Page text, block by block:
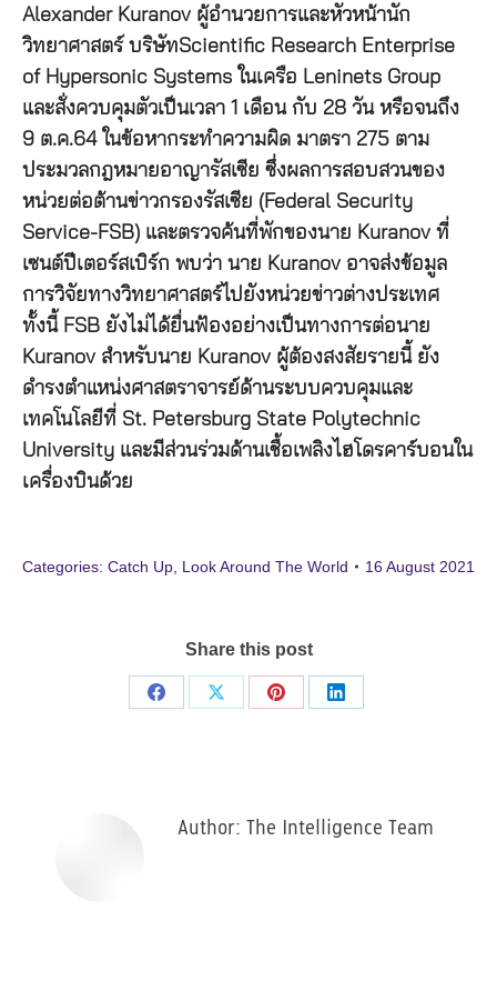
Alexander Kuranov ผู้อำนวยการและหัวหน้านัก
วิทยาศาสตร์ บริษัทScientific Research Enterprise
of Hypersonic Systems ในเครือ Leninets Group
และสั่งควบคุมตัวเป็นเวลา 1 เดือน กับ 28 วัน หรือจนถึง
9 ต.ค.64 ในข้อหากระทำความผิด มาตรา 275 ตาม
ประมวลกฎหมายอาญารัสเซีย ซึ่งผลการสอบสวนของ
หน่วยต่อต้านข่าวกรองรัสเซีย (Federal Security
Service-FSB) และตรวจค้นที่พักของนาย Kuranov ที่
เซนต์ปีเตอร์สเบิร์ก พบว่า นาย Kuranov อาจส่งข้อมูล
การวิจัยทางวิทยาศาสตร์ไปยังหน่วยข่าวต่างประเทศ
ทั้งนี้ FSB ยังไม่ได้ยื่นฟ้องอย่างเป็นทางการต่อนาย
Kuranov สำหรับนาย Kuranov ผู้ต้องสงสัยรายนี้ ยัง
ดำรงตำแหน่งศาสตราจารย์ด้านระบบควบคุมและ
เทคโนโลยีที่ St. Petersburg State Polytechnic
University และมีส่วนร่วมด้านเชื้อเพลิงไฮโดรคาร์บอนใน
เครื่องบินด้วย
Categories: Catch Up Look Around The World 16 August 2021
Share this post
Share
Share
Share
Share
Author: The Intelligence Team